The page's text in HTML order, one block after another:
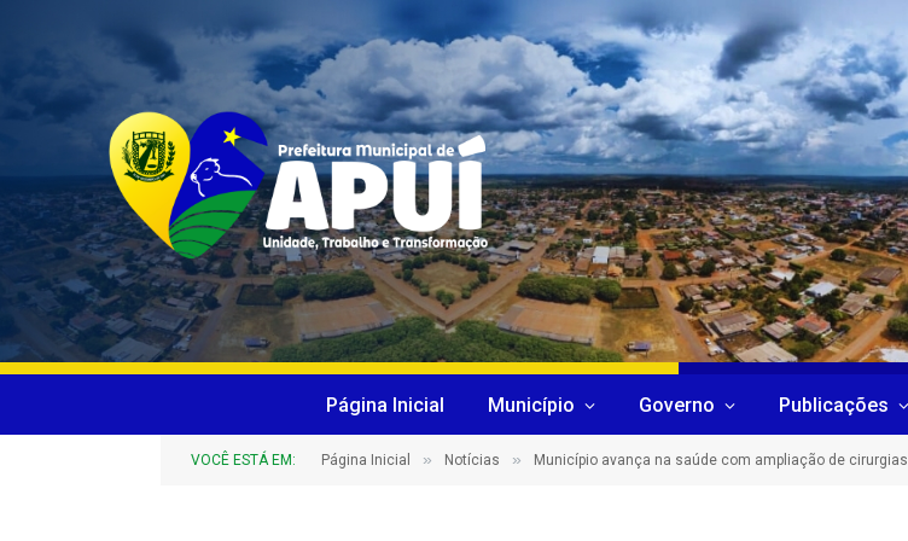
Página Inicial Município Governo Publicações
VOCÊ ESTÁ EM: Página Inicial » Notícias » Município avança na saúde com ampliação de cirurgias